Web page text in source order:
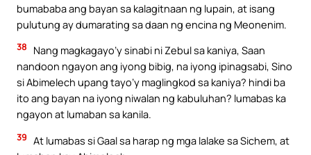
bumababa ang bayan sa kalagitnaan ng lupain, at isang
pulutung ay dumarating sa daan ng encina ng Meonenim.
38
Nang magkagayo’y sinabi ni Zebul sa kaniya, Saan
nandoon ngayon ang iyong bibig, na iyong ipinagsabi, Sino
si Abimelech upang tayo’y maglingkod sa kaniya? hindi ba
ito ang bayan na iyong niwalan ng kabuluhan? lumabas ka
ngayon at lumaban sa kanila.
39 At lumabas si Gaal sa harap ng mga lalake sa Sichem, at